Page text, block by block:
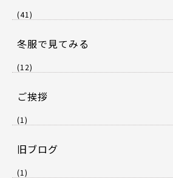
(41)
冬服で見てみる
(12)
ご挨拶
(1)
旧ブログ
(1)